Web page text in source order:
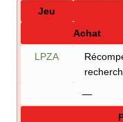
Jeu
Achat
LPZA
—